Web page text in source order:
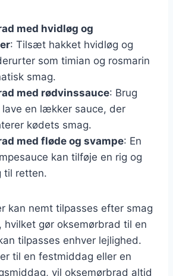
med hvidløg og
: Tilsæt hakket hvidløg og
som timian og rosmarin
smag.
med rødvinssauce: Brug
en lækker sauce, der
kødets smag.
med fløde og svampe: En
kan tilføje en rig og
til retten.
kan nemt tilpasses efter smag
gør oksemørbrad til en
tilpasses enhver lejlighed.
til en festmiddag eller en
vil oksemørbrad altid